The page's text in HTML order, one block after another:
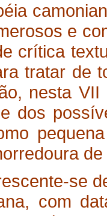
e
crítica
tratar de
nesta
dos
se
com